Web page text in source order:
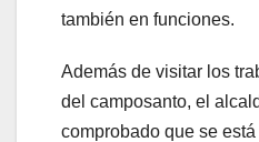
también en funciones.
Además de visitar los
del camposanto, el
comprobado que se